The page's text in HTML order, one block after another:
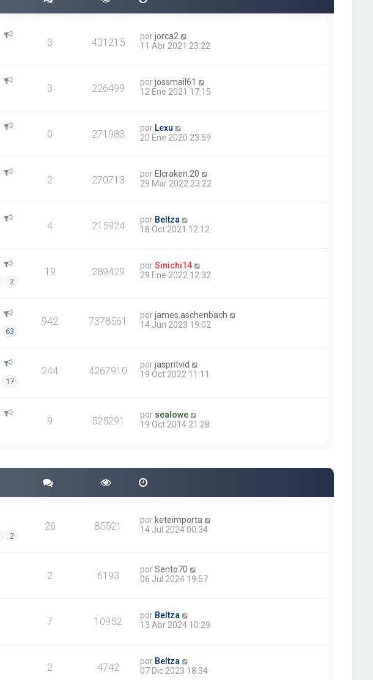
3 431215 porjorca2
11 Abr 2021 23:22
3 226499 porjossmail61
12 Ene 2021 17:15
0 271983 por Lexu
20 Ene 2020 23:59
2 270713 por Elcraken.20
29 Mar 2022 23:22
4 215924 por Beltza
18 Oct 2021 12:12
2
19 289429 porSinichi14
29 Ene 2022 12:32
63
942 7378561 porjames.aschenbach
14 Jun 2023 19:02
17
244 4267910 porjaspritvid
19 Oct 2022 11:11
9 525291 por sealowe
19 Oct 2014 21:28
2
26 85521 porketeimporta
14 Jul 2024 00:34
2 6193 porSento70
06 Jul 2024 19:57
7 10952 por Beltza
13 Abr 2024 10:29
2 4742 por Beltza
07 Dic 2023 18:34